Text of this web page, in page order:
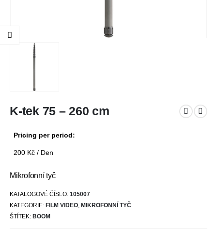
K-tek 75 – 260 cm
Pricing per period:
200 Kč / Den
Mikrofonní tyč
KATALOGOVÉ ČÍSLO: 105007
KATEGORIE: FILM VIDEO, MIKROFONNÍ TYČ
ŠTÍTEK: BOOM